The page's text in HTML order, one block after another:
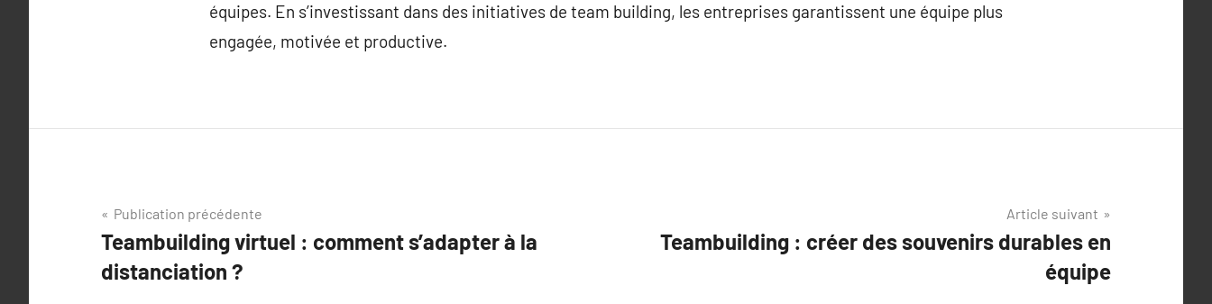
équipes. En s’investissant dans des initiatives de team building, les entreprises garantissent une équipe plus
engagée, motivée et productive.
Navigation
de
l’article
Publication précédente
Teambuilding virtuel : comment s’adapter à la
distanciation ?
Article suivant
Teambuilding : créer des souvenirs durables en
équipe